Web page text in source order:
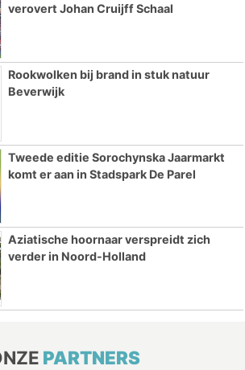
verovert Johan Cruijff Schaal
Rookwolken bij brand in stuk natuur
Beverwijk
Tweede editie Sorochynska Jaarmarkt
komt er aan in Stadspark De Parel
Aziatische hoornaar verspreidt zich
verder in Noord-Holland
PARTNERS